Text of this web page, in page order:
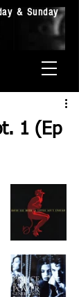
& Sunday
1 (Ep